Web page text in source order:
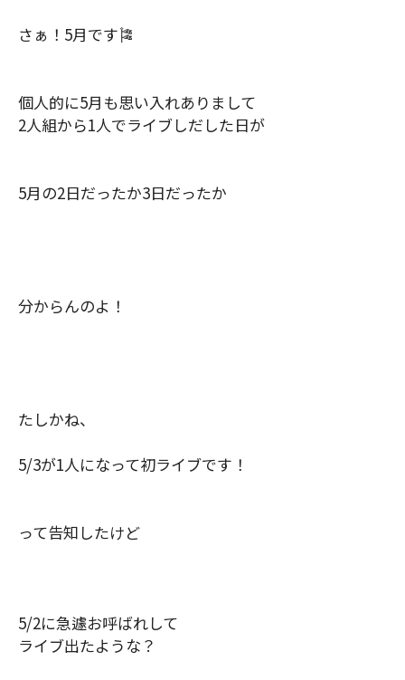
さぁ！ 5月です🎏
個人的に5月も思い入れありまして
2人組から1人でライブしだした日が
5月の2日だったか3日だったか
分からんのよ！
たしかね、
5/3が1人になって初ライブです！
って告知したけど
5/2に急遽お呼ばれして
ライブ出たような？